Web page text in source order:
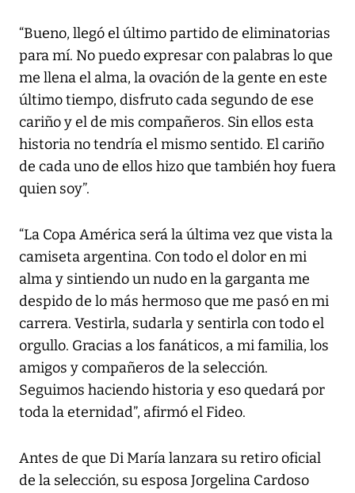
“Bueno, llegó el último partido de eliminatorias
para mí. No puedo expresar con palabras lo que
me llena el alma, la ovación de la gente en este
último tiempo, disfruto cada segundo de ese
cariño y el de mis compañeros. Sin ellos esta
historia no tendría el mismo sentido. El cariño
de cada uno de ellos hizo que también hoy fuera
quien soy”.
“La Copa América será la última vez que vista la
camiseta argentina. Con todo el dolor en mi
alma y sintiendo un nudo en la garganta me
despido de lo más hermoso que me pasó en mi
carrera. Vestirla, sudarla y sentirla con todo el
orgullo. Gracias a los fanáticos, a mi familia, los
amigos y compañeros de la selección.
Seguimos haciendo historia y eso quedará por
toda la eternidad”, afirmó el Fideo.
Antes de que Di María lanzara su retiro oficial
de la selección, su esposa Jorgelina Cardoso